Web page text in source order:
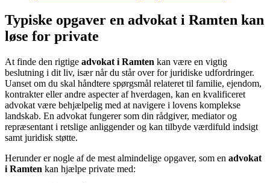
Typiske opgaver en advokat i Ramten kan
løse for private
At finde den rigtige advokat i Ramten kan være en vigtig
beslutning i dit liv, især når du står over for juridiske udfordringer.
Uanset om du skal håndtere spørgsmål relateret til familie, ejendom,
kontrakter eller andre aspecter af hverdagen, kan en kvalificeret
advokat være behjælpelig med at navigere i lovens komplekse
landskab. En advokat fungerer som din rådgiver, mediator og
repræsentant i retslige anliggender og kan tilbyde værdifuld indsigt
samt juridisk støtte.
Herunder er nogle af de mest almindelige opgaver, som en advokat
i Ramten kan hjælpe private med: